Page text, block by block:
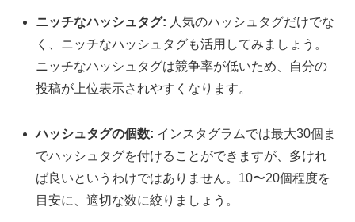
ニッチなハッシュタグ: 人気のハッシュタグだけでな
く、ニッチなハッシュタグも活用してみましょう。
ニッチなハッシュタグは競争率が低いため、自分の
投稿が上位表示されやすくなります。
ハッシュタグの個数: インスタグラムでは最大30個ま
でハッシュタグを付けることができますが、多けれ
ば良いというわけではありません。10〜20個程度を
目安に、適切な数に絞りましょう。